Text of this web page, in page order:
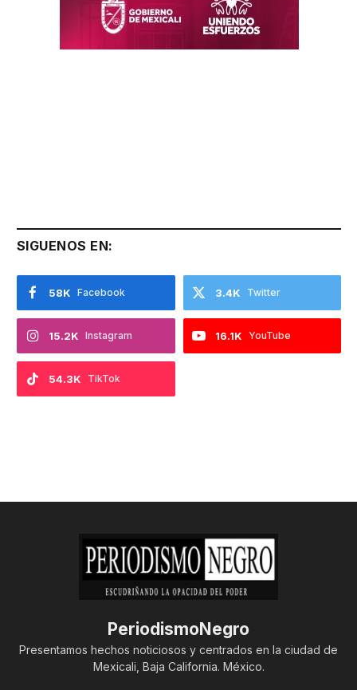
SIGUENOS EN:
Facebook
58K Twitter
3.4K
Instagram
15.2K YouTube
16.1K
TikTok
54.3K
PeriodismoNegro
Presentamos hechos noticiosos y centrados en la ciudad de
Mexicali, Baja California. México.